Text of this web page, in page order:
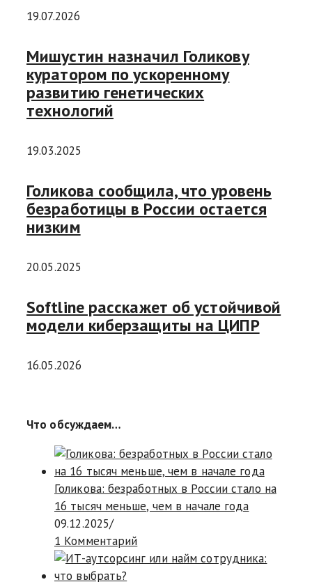
19.07.2026
Мишустин назначил Голикову
куратором по ускоренному
развитию генетических
технологий
19.03.2025
Голикова сообщила, что уровень
безработицы в России остается
низким
20.05.2025
Softline расскажет об устойчивой
модели киберзащиты на ЦИПР
16.05.2026
Что обсуждаем…
Голикова: безработных в России стало на
16 тысяч меньше, чем в начале года
09.12.2025/
1 Комментарий